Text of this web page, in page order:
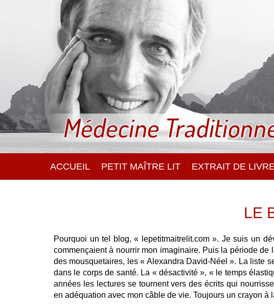
ACCUEIL PETIT MAÎTRE LIT EXTRAIT DE
LE
Pourquoi un tel blog, « lepetitmaitrelit.com ». Je suis un
commençaient à nourrir mon imaginaire. Puis la période
des mousquetaires, les « Alexandra David-Néel ». La liste
dans le corps de santé. La « désactivité », « le temps
années les lectures se tournent vers des écrits qui
en adéquation avec mon câble de vie. Toujours un crayon